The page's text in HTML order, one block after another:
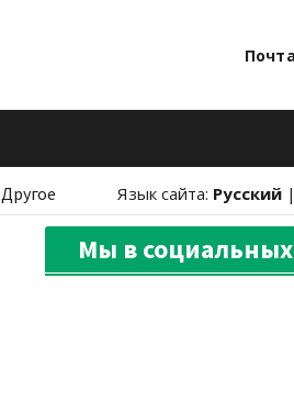
Почта
Другое Язык сайта: Русский |
Мы в социальных